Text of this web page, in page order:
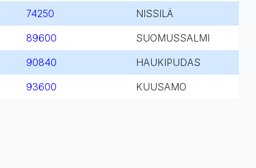
74250
NISSILÄ
89600
SUOMUSSALMI
90840
HAUKIPUDAS
93600 KUUSAMO